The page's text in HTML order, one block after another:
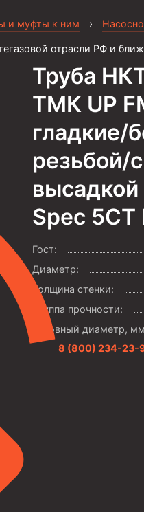
отрасли РФ и
8 (800) 234-23-
и муфты к ним ›
Труба
ТМК UP
гладкие/
резьбой/
высадкой
Spec 5CT
Гост:
Диаметр:
Толщина стенки:
Группа прочности:
Условный диаметр,